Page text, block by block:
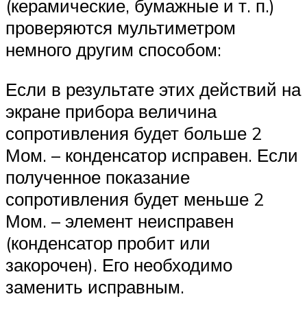
(керамические, бумажные и т. п.)
проверяются мультиметром
немного другим способом:
Если в результате этих действий на
экране прибора величина
сопротивления будет больше 2
Мом. – конденсатор исправен. Если
полученное показание
сопротивления будет меньше 2
Мом. – элемент неисправен
(конденсатор пробит или
закорочен). Его необходимо
заменить исправным.